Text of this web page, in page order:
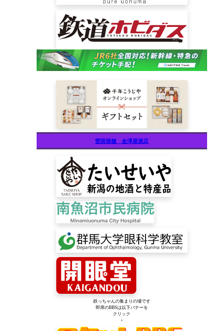
雪国酒舗 金澤屋酒店
鉄っちゃんの集まりの場です
即席のBBSは以下バナーを
クリック
↓